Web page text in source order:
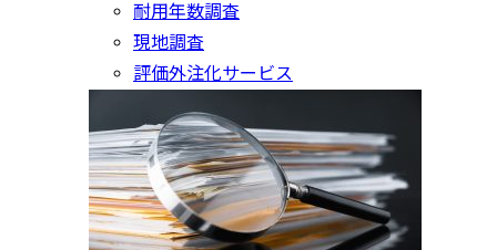
耐用年数調査
現地調査
評価外注化サービス